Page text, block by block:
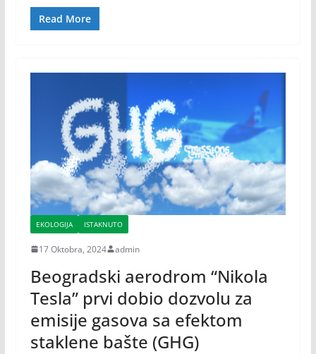
Read More
EKOLOGIJA ISTAKNUTO
17 Oktobra, 2024 admin
Beogradski aerodrom “Nikola
Tesla” prvi dobio dozvolu za
emisije gasova sa efektom
staklene bašte (GHG)